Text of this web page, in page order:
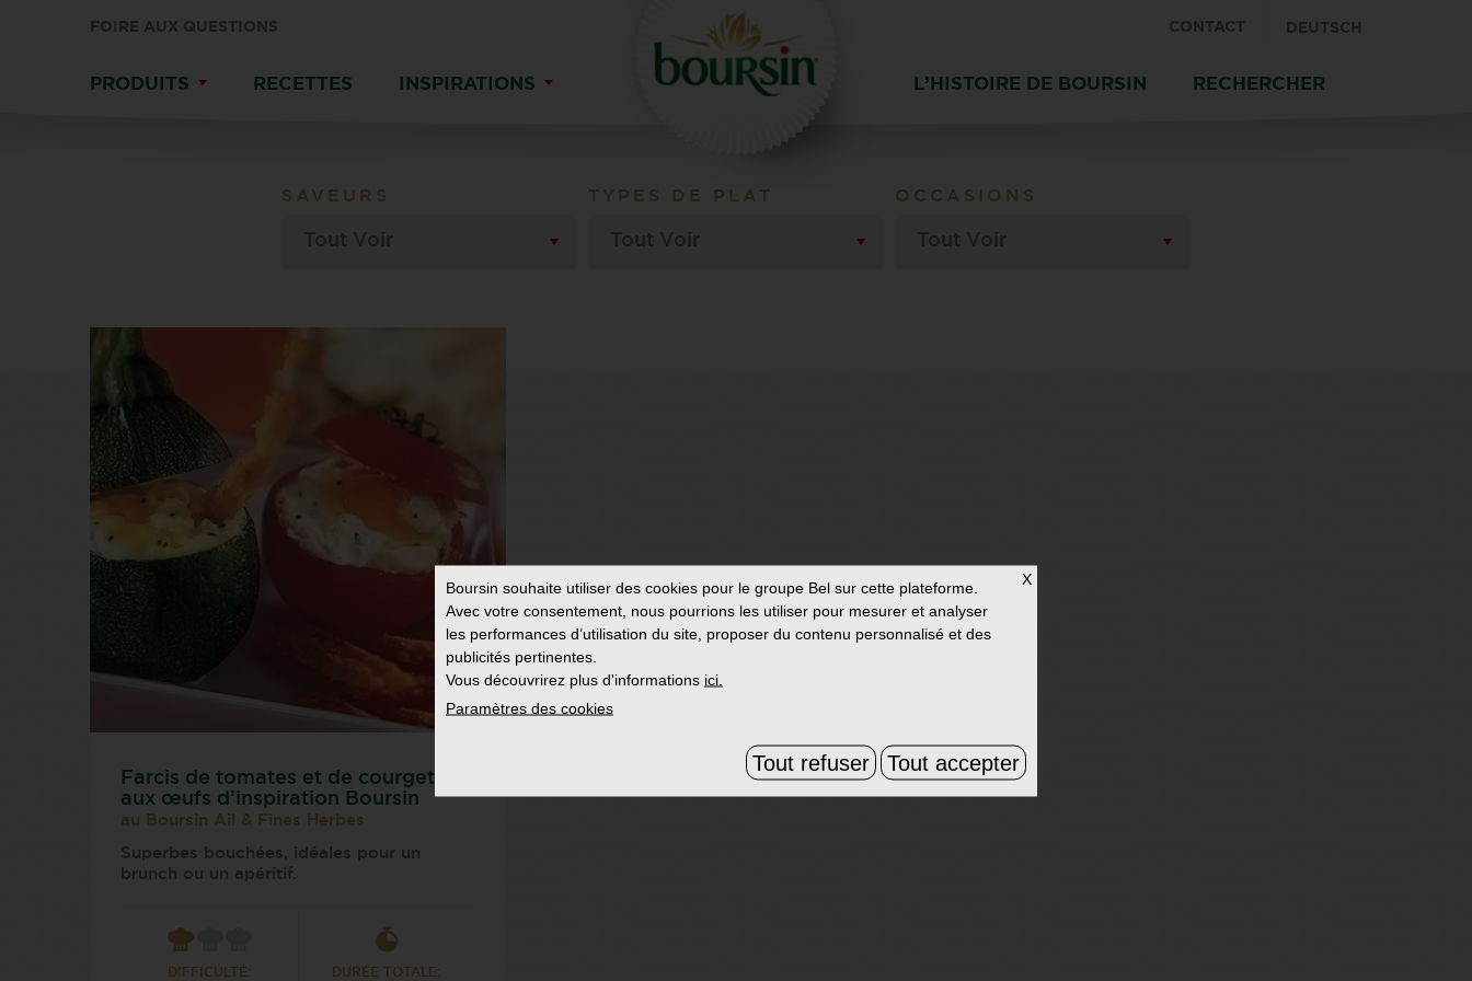
FOIRE AUX QUESTIONS DEUTSCH
CONTACT
PRODUITS RECETTES INSPIRATIONS L’HISTOIRE DE BOURSIN RECHERCHER
SAVEURS
Tout Voir
TYPES DE PLAT
Tout Voir
OCCASIONS
Tout Voir
Farcis de tomates et de courgettes
aux œufs d’inspiration Boursin
au Boursin Ail & Fines Herbes
Superbes bouchées, idéales pour un
brunch ou un apéritif.
DIFFICULTÉ: DURÉE TOTALE:
X
Boursin souhaite utiliser des cookies pour le groupe Bel sur cette plateforme.
Avec votre consentement, nous pourrions les utiliser pour mesurer et analyser
les performances d’utilisation du site, proposer du contenu personnalisé et des
publicités pertinentes.
Vous découvrirez plus d'informations ici.
Paramètres des cookies
Tout refuser Tout accepter